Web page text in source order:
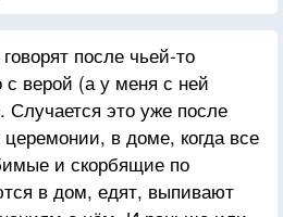
после чьей-то
с верой (а у меня с ней
это уже после
в доме, когда все
и скорбящие по
в дом, едят, выпивают